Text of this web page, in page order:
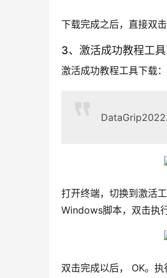
下载完成之后，直接双
3、激活成功教程工
激活成功教程工具下载：
打开终端，切换到激活
Windows脚本，双击执
双击完成以后， OK。